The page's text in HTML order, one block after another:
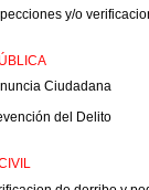
y/o
Ciudadana
del Delito